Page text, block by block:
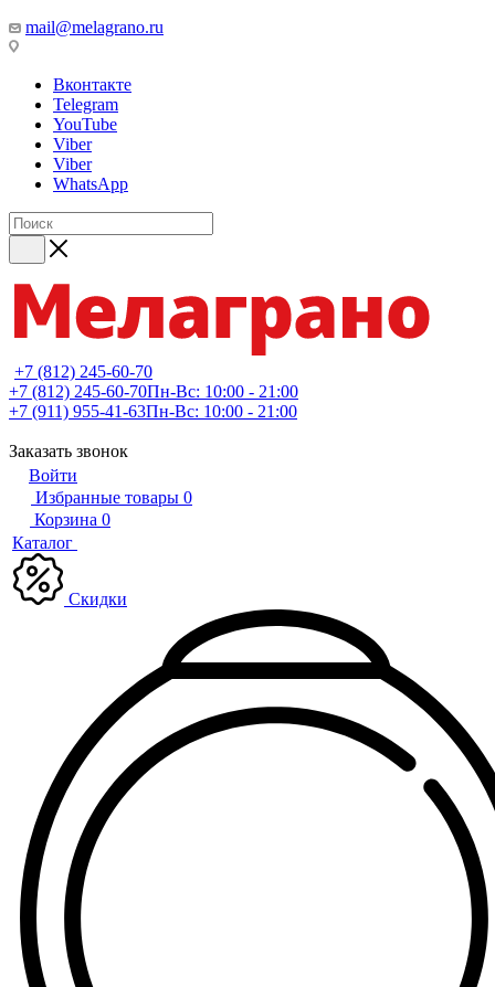
mail@melagrano.ru
Вконтакте
Telegram
YouTube
Viber
Viber
WhatsApp
+7 (812) 245-60-70
+7 (812) 245-60-70Пн-Вс: 10:00 - 21:00
+7 (911) 955-41-63Пн-Вс: 10:00 - 21:00
Заказать звонок
Войти
Избранные товары 0
Корзина 0
Каталог
Скидки